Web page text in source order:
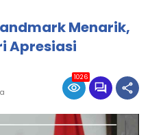
Menarik,
Apresiasi
1026